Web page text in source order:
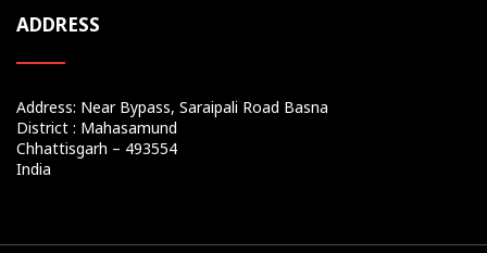
ADDRESS
Address: Near Bypass, Saraipali Road Basna
District : Mahasamund
Chhattisgarh – 493554
India